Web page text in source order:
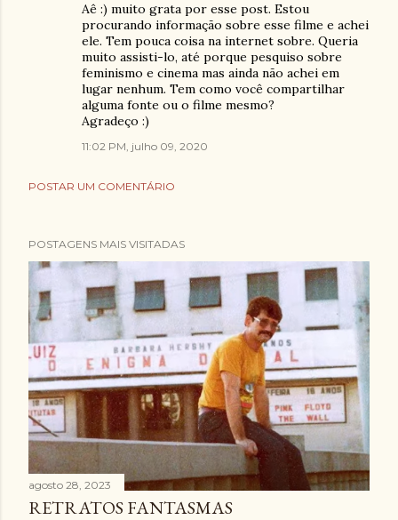
Aê :) muito grata por esse post. Estou
procurando informação sobre esse filme e achei
ele. Tem pouca coisa na internet sobre. Queria
muito assisti-lo, até porque pesquiso sobre
feminismo e cinema mas ainda não achei em
lugar nenhum. Tem como você compartilhar
alguma fonte ou o filme mesmo?
Agradeço :)
11:02 PM, julho 09, 2020
POSTAR UM COMENTÁRIO
POSTAGENS MAIS VISITADAS
agosto 28, 2023
RETRATOS FANTASMAS